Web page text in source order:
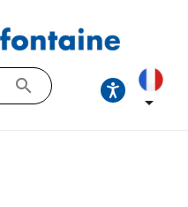
search
